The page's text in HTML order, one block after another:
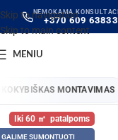
Skip to navigation
Skip to main content
NEMOKAMA
+370 609 63833
MENIU
MONTAVIMAS
60
GALIME SUMONTUOTI